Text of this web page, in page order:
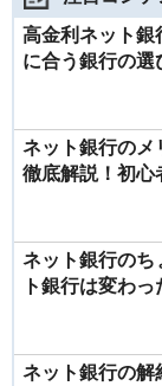
高金利ネット銀
に合う銀行の選
ネット銀行のメ
徹底解説！初心
ネット銀行のち
ト銀行は変わ
ネット銀行の